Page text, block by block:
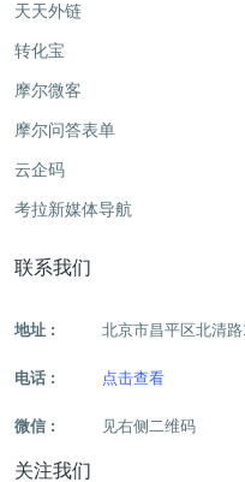
天天外链
转化宝
摩尔微客
摩尔问答表单
云企码
考拉新媒体导航
联系我们
地址 : 北京市昌平区北清
电话 : 点击查看
微信 : 见右侧二维码
关注我们